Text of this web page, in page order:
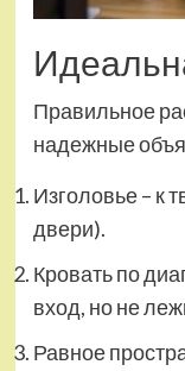
Правильное
надежные
Изголовье – к
двери).
Кровать по
вход, но не
Равное